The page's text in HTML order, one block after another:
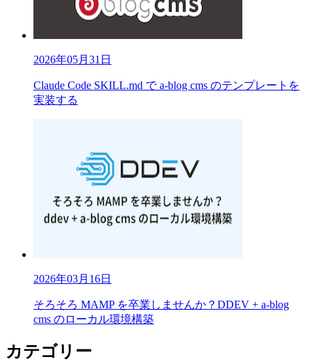
2026年05月31日
Claude Code SKILL.md で a-blog cms のテンプレートを
実装する
2026年03月16日
そろそろ MAMP を卒業しませんか？DDEV + a-blog
cms のローカル環境構築
カテゴリー